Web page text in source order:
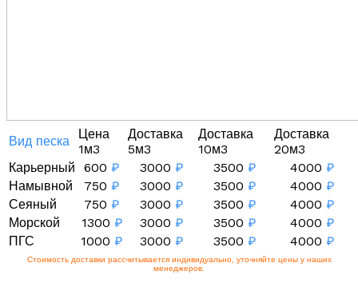
Вид песка
Цена
1м3
Доставка
5м3
Доставка
10м3
Доставка
20м3
Карьерный
600 ₽ 3000 ₽ 3500 ₽ 4000 ₽
Намывной
750 ₽ 3000 ₽ 3500 ₽ 4000 ₽
Сеяный
750 ₽ 3000 ₽ 3500 ₽ 4000 ₽
Морской
1300 ₽ 3000 ₽ 3500 ₽ 4000 ₽
ПГС
1000 ₽ 3000 ₽ 3500 ₽ 4000 ₽
Стоимость доставки рассчитывается индивидуально, уточняйте цены у наших
менеджеров.